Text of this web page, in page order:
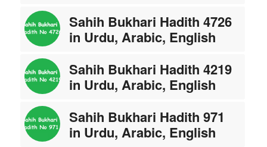
Sahih Bukhari Hadith 4726
in Urdu, Arabic, English
Sahih Bukhari Hadith 4219
in Urdu, Arabic, English
Sahih Bukhari Hadith 971
in Urdu, Arabic, English